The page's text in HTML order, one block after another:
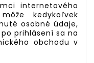
internetového
kedykoľvek
osobné údaje,
prihlásení sa na
obchodu v